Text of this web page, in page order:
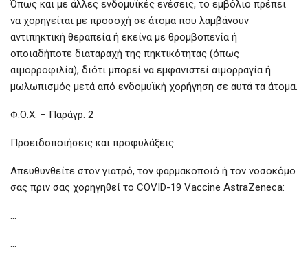
Όπως και με άλλες ενδομυϊκές ενέσεις, το εμβόλιο πρέπει
να χορηγείται με προσοχή σε άτομα που λαμβάνουν
αντιπηκτική θεραπεία ή εκείνα με θρομβοπενία ή
οποιαδήποτε διαταραχή της πηκτικότητας (όπως
αιμορροφιλία), διότι μπορεί να εμφανιστεί αιμορραγία ή
μωλωπισμός μετά από ενδομυϊκή χορήγηση σε αυτά τα άτομα.
Φ.Ο.Χ. – Παράγρ. 2
Προειδοποιήσεις και προφυλάξεις
Απευθυνθείτε στον γιατρό, τον φαρμακοποιό ή τον νοσοκόμο
σας πριν σας χορηγηθεί το COVID-19 Vaccine AstraZeneca:
…
…